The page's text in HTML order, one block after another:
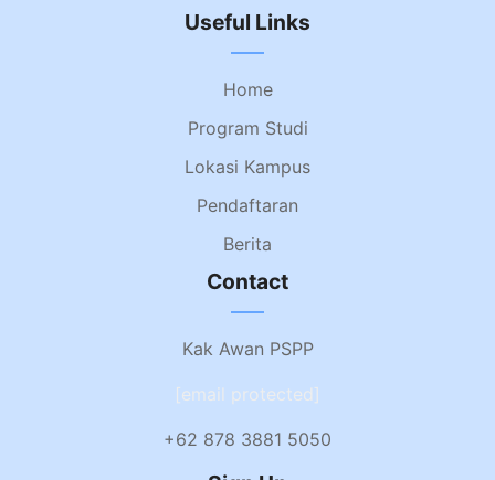
Useful Links
Home
Program Studi
Lokasi Kampus
Pendaftaran
Berita
Contact
Kak Awan PSPP
[email protected]
+62 878 3881 5050